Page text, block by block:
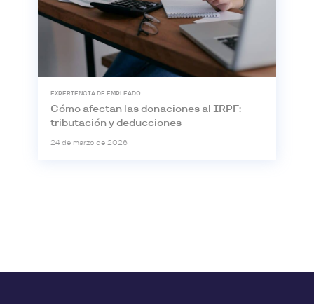
EXPERIENCIA DE EMPLEADO
Cómo afectan las donaciones al IRPF:
tributación y deducciones
24 de marzo de 2026